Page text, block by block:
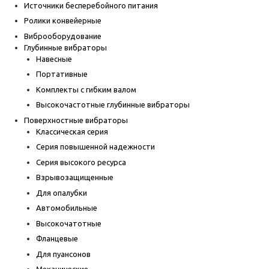
Источники бесперебойного питания
Ролики конвейерные
Виброоборудование
Глубинные вибраторы
Навесные
Портативные
Комплекты с гибким валом
Высокочастотные глубинные вибраторы
Поверхностные вибраторы
Классическая серия
Серия повышенной надежности
Серия высокого ресурса
Взрывозащищенные
Для опалубки
Автомобильные
Высокочатотные
Фланцевые
Для пуансонов